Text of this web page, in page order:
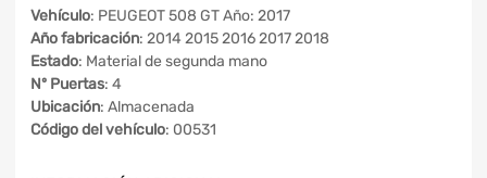
Vehículo: PEUGEOT 508 GT Año: 2017
Año fabricación: 2014 2015 2016 2017 2018
Estado: Material de segunda mano
Nº Puertas: 4
Ubicación: Almacenada
Código del vehículo: 00531